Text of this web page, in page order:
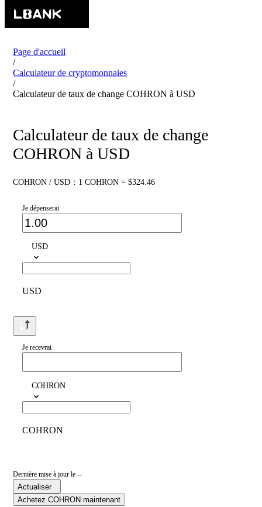
Page d'accueil
/
Calculateur de cryptomonnaies
/
Calculateur de taux de change COHRON à USD
Calculateur de taux de change
COHRON à USD
COHRON / USD：1 COHRON = $324.46
Je dépenserai
USD
USD
Je recevrai
COHRON
COHRON
Dernière mise à jour le --
Actualiser
Achetez COHRON maintenant